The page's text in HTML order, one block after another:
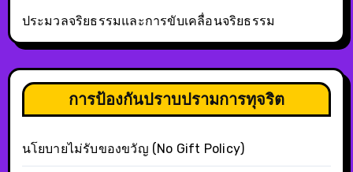
ประมวลจริยธรรมและการขับเคลื่อนจริยธรรม
การป้องกันปราบปรามการทุจริต
นโยบายไม่รับของขวัญ (No Gift Policy)